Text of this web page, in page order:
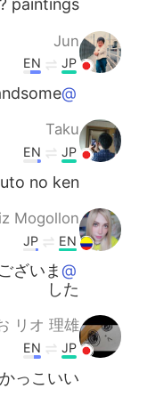
paintings ??
Jun
JP
EN
@Liz Mogollon
Taku
JP
EN
no ken😊
Mogollon
EN
JP
@Rio りお リオ 理雄
ざいま
した
リオ 理雄
JP
EN
こいい！